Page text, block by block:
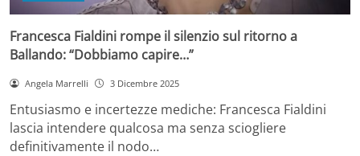
Francesca Fialdini rompe il silenzio sul ritorno a
Ballando: “Dobbiamo capire…”
Angela Marrelli 3 Dicembre 2025
Entusiasmo e incertezze mediche: Francesca Fialdini
lascia intendere qualcosa ma senza sciogliere
definitivamente il nodo…